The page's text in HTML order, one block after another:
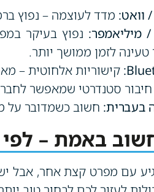
מדד לעוצמה – נפוץ
נפוץ בעיקר
טעינה לזמן ממושך יותר.
קישוריות אלחוטית –
חיבור סטנדרטי שמאפשר
בעברית: חשוב כשמדובר על
באמת – לפי
עם מפרט קצת אחר, אבל